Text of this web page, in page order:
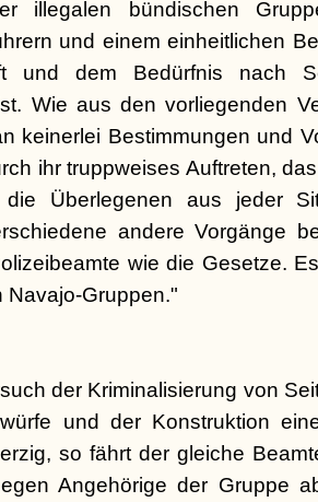
illegalen bündischen
und einem einheitlichen
und dem Bedürfnis nach
Wie aus den vorliegenden
keinerlei Bestimmungen und
ihr truppweises Auftreten,
Überlegenen aus jeder
andere Vorgänge
wie die Gesetze.
Navajo-Gruppen."
der Kriminalisierung von
und der Konstruktion
so fährt der gleiche
Angehörige der Gruppe